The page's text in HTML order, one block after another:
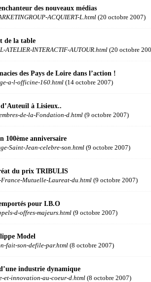
des nouveaux médias
ACQUIERT-L.html (20 octobre 2007)
de la table
ATELIER-INTERACTIF-AUTOUR.html (20 octobre
des Pays de Loire dans l’action !
a-l-officine-160.html(14 octobre 2007)
à Lisieux..
de-la-Fondation-d.html (9 octobre 2007)
100ème anniversaire
Saint-Jean-celebre-son.html (9 octobre 2007)
du prix TRIBULIS
Mutuelle-Laureat-du.html (9 octobre 2007)
pour I.B.O
d-offres-majeurs.html (9 octobre 2007)
Model
fait-son-defile-par.html(8 octobre 2007)
industrie dynamique
et-innovation-au-coeur-d.html(8 octobre 2007)